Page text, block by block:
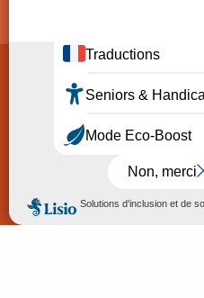
Politique de
Accessibilité :